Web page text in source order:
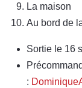
La maison
Au bord de
Sortie le 16
: